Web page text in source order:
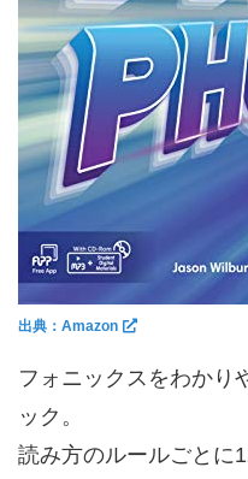
出典：Amazon
フォニックスをわかり
ック。
読み方のルールごとに